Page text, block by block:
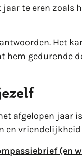
te eren zoals
Het
hem gedurende
afgelopen jaar
en
(en